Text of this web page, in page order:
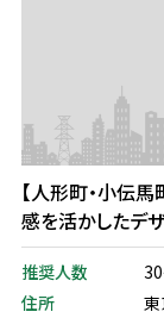
【人形町・小伝
感を活かしたデ
推奨人数
住所